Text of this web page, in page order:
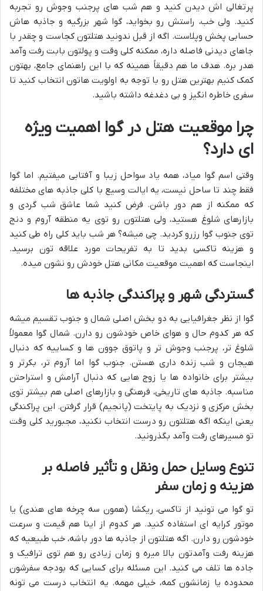
پرتغالی اش دیدن کنید و هم شب های پرجنب وجوش رو تجربه
کنید. ولی خب، راستش رو بخواید، گوا شهر بزرگیه و جاذبه هاش
حسابی پخش وپلاست. اگه از قبل ندونید هتلتون کجاست و چقدر با
جاهای دیدنی فاصله داره، ممکنه کلی وقت و پولتون بابت رفت وآمد
هدر بره. هدف ما هم دقیقاً همینه که با این راهنمای جامع، بهتون
کمک کنیم بهترین هتل رو با توجه به اولویت هاتون انتخاب کنید تا
سفری خاطره انگیز و بی دغدغه داشته باشید.
چرا موقعیت هتل در گوا اهمیت ویژه
ای دارد؟
وقتی اسم گوا میاد، همه یاد سواحل زیبا و آفتابی میفتیم. اما گوا
فقط چند تا ساحل نیست، یه ایالت وسیع با کلی جاذبه های مختلفه
که ممکنه از هم دور باشن. فرض کنید شما عاشق شب گردی و
بازارهای شلوغ هستید، ولی هتلتون رو توی یه منطقه آروم و دنج
توی جنوب گوا رزرو کردید. چی میشه؟ هر شب باید کلی راه طی کنید
و هزینه تاکسی بدید تا به تفریحات مورد علاقه تون برسید.
اینجاست که اهمیت موقعیت مکانی هتل خودش رو نشون میده.
گستردگی شهر و پراکندگی جاذبه ها
گوا از نظر جغرافیایی به دو بخش اصلی شمال و جنوب تقسیم میشه
که هر کدوم حال و هوای خاص خودشون رو دارن. شمال گوا معمولاً
شلوغ تر، پرجنب وجوش تر و پاتوق جوون ها و کساییه که دنبال
هیجان و شب زنده داری هستن. جنوب گوا اما آروم تر، بکرتر و
بیشتر برای خانواده ها یا زوج هایی که دنبال آرامش و استراحتن
مناسبه. جاذبه های تاریخی، فرهنگی و بازارهای اصلی هم بیشتر توی
بخش مرکزی و نزدیک به پایتخت (پانجیم) قرار گرفتن. این پراکندگی
یعنی اینکه اگه هتلتون رو درست انتخاب نکنید، مجبورید کلی وقت
تو مسیرهای رفت وآمد بگذرونید.
تنوع وسایل حمل ونقل و تأثیر فاصله بر
هزینه و زمان سفر
تو گوا می تونید از تاکسی، ریکشا (همون سه چرخه های هندی) یا
موتور کرایه ای استفاده کنید. هر کدوم از اینا هم قیمت و سرعت
خودشون رو دارن. اگه هتلتون از جاذبه ها دور باشه، خب طبیعیه که
هزینه رفت وآمدتون بالا میره و زمان زیادی رو هم توی ترافیک و
جاده ها تلف می کنید. این مسئله برای کسایی که بودجه سفرشون
محدوده یا زمانشون کمه، خیلی مهمه. یه انتخاب درست می تونه